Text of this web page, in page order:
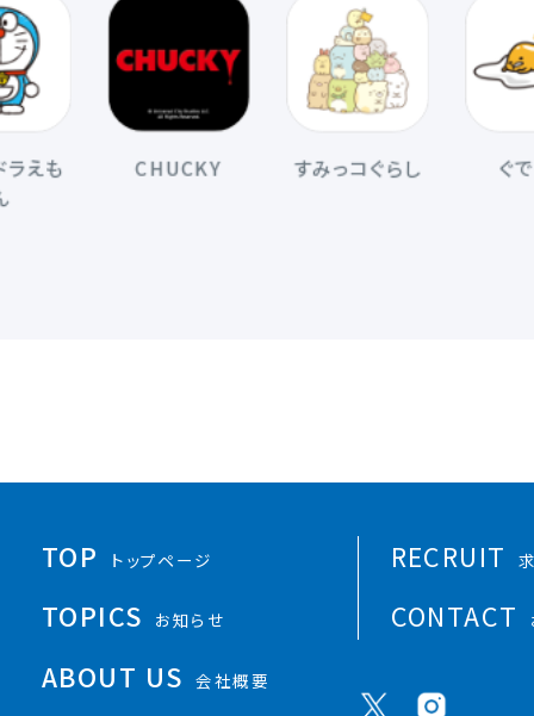
CHUCKY すみっコぐらし ぐでたま
TOP トップページ
TOPICS お知らせ
ABOUT US 会社概要
RECRUIT
CONTACT